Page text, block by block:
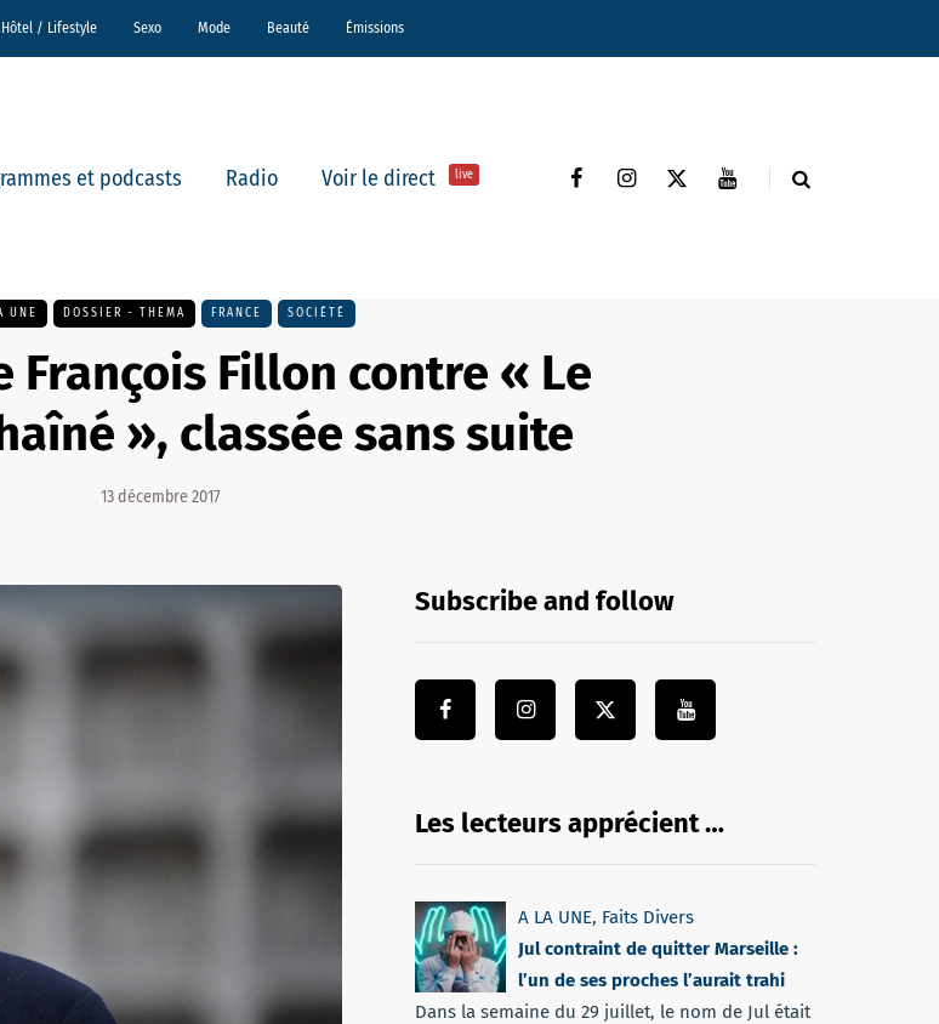
/ Lifestyle Sexo Mode Beauté Émissions
et podcasts Radio Voir le direct live
UNE DOSSIER - THEMA FRANCE SOCIÉTÉ
François Fillon contre « Le
», classée sans suite
13 décembre 2017
Subscribe and follow
Les lecteurs apprécient …
A LA UNE, Faits Divers
Jul contraint de quitter Marseille :
l’un de ses proches l’aurait trahi
Dans la semaine du 29 juillet, le nom de Jul était